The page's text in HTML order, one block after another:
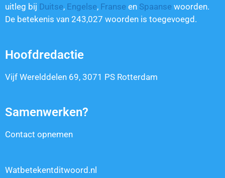
uitleg bij Duitse, Engelse, Franse en Spaanse woorden.
De betekenis van 243,027 woorden is toegevoegd.
Hoofdredactie
Vijf Werelddelen 69, 3071 PS Rotterdam
Samenwerken?
Contact opnemen
Watbetekentditwoord.nl